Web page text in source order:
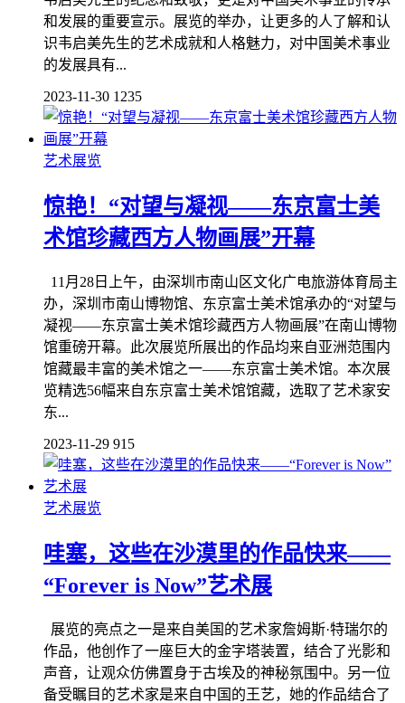
和发展的重要宣示。展览的举办，让更多的人了解和认
识韦启美先生的艺术成就和人格魅力，对中国美术事业
的发展具有...
2023-11-30 1235
艺术展览
惊艳！“对望与凝视——东京富士美
术馆珍藏西方人物画展”开幕
11月28日上午，由深圳市南山区文化广电旅游体育局主
办，深圳市南山博物馆、东京富士美术馆承办的“对望与
凝视——东京富士美术馆珍藏西方人物画展”在南山博物
馆重磅开幕。此次展览所展出的作品均来自亚洲范围内
馆藏最丰富的美术馆之一——东京富士美术馆。本次展
览精选56幅来自东京富士美术馆馆藏，选取了艺术家安
东...
2023-11-29 915
艺术展览
哇塞，这些在沙漠里的作品快来——
“Forever is Now”艺术展
展览的亮点之一是来自美国的艺术家詹姆斯·特瑞尔的
作品，他创作了一座巨大的金字塔装置，结合了光影和
声音，让观众仿佛置身于古埃及的神秘氛围中。另一位
备受瞩目的艺术家是来自中国的王艺，她的作品结合了